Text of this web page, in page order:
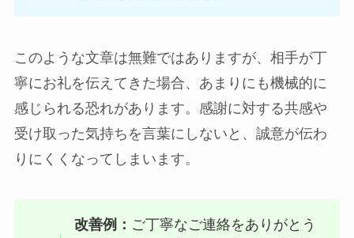
このような文章は無難ではありますが、相手が丁
寧にお礼を伝えてきた場合、あまりにも機械的に
感じられる恐れがあります。感謝に対する共感や
受け取った気持ちを言葉にしないと、誠意が伝わ
りにくくなってしまいます。
改善例： ご丁寧なご連絡をありがとう